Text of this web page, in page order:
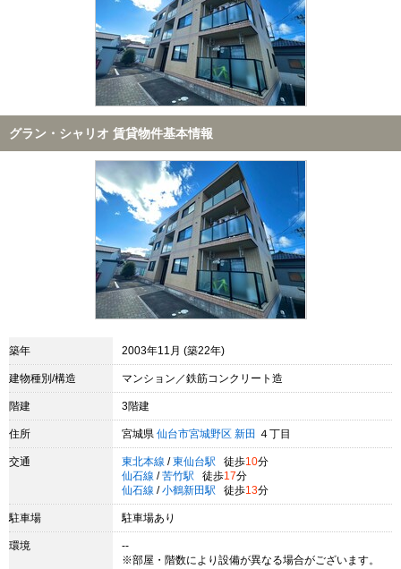
グラン・シャリオ 賃貸物件基本情報
築年 2003年11月 (築22年)
建物種別/構造 マンション／鉄筋コンクリート造
階建 3階建
住所 宮城県 仙台市宮城野区 新田 ４丁目
交通 東北本線 / 東仙台駅 徒歩10分
仙石線 / 苦竹駅 徒歩17分
仙石線 / 小鶴新田駅 徒歩13分
駐車場 駐車場あり
環境
--
※部屋・階数により設備が異なる場合がございます。